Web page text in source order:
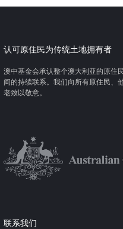
认可原住民为传统土地拥有者
澳中基金会承认整个澳大利亚的原住
间的持续联系。我们向所有原住民、
老致以敬意。
联系我们